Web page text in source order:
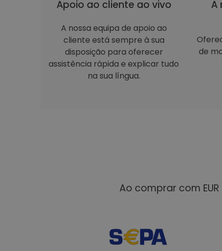
Apoio ao cliente ao vivo
A nossa equipa de apoio ao
cliente está sempre à sua
disposição para oferecer
assistência rápida e explicar tudo
na sua língua.
A
de
Ao comprar com